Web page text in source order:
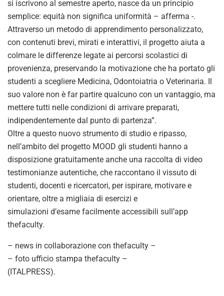
si iscrivono al semestre aperto, nasce da un principio
semplice: equità non significa uniformità – afferma -.
Attraverso un metodo di apprendimento personalizzato,
con contenuti brevi, mirati e interattivi, il progetto aiuta a
colmare le differenze legate ai percorsi scolastici di
provenienza, preservando la motivazione che ha portato gli
studenti a scegliere Medicina, Odontoiatria o Veterinaria. Il
suo valore non è far partire qualcuno con un vantaggio, ma
mettere tutti nelle condizioni di arrivare preparati,
indipendentemente dal punto di partenza”.
Oltre a questo nuovo strumento di studio e ripasso,
nell’ambito del progetto MOOD gli studenti hanno a
disposizione gratuitamente anche una raccolta di video
testimonianze autentiche, che raccontano il vissuto di
studenti, docenti e ricercatori, per ispirare, motivare e
orientare, oltre a migliaia di esercizi e
simulazioni d’esame facilmente accessibili sull’app
thefaculty.
– news in collaborazione con thefaculty –
– foto ufficio stampa thefaculty –
(ITALPRESS).